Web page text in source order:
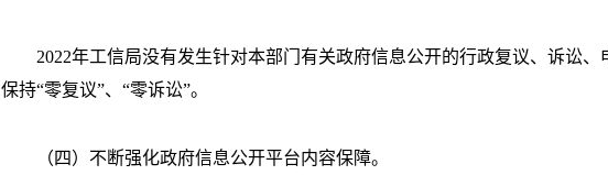
2022年工信局没有发生针对本部门有关政府信息公开的行政复议、诉讼、
保持“零复议”、“零诉讼”。
（四）不断强化政府信息公开平台内容保障。